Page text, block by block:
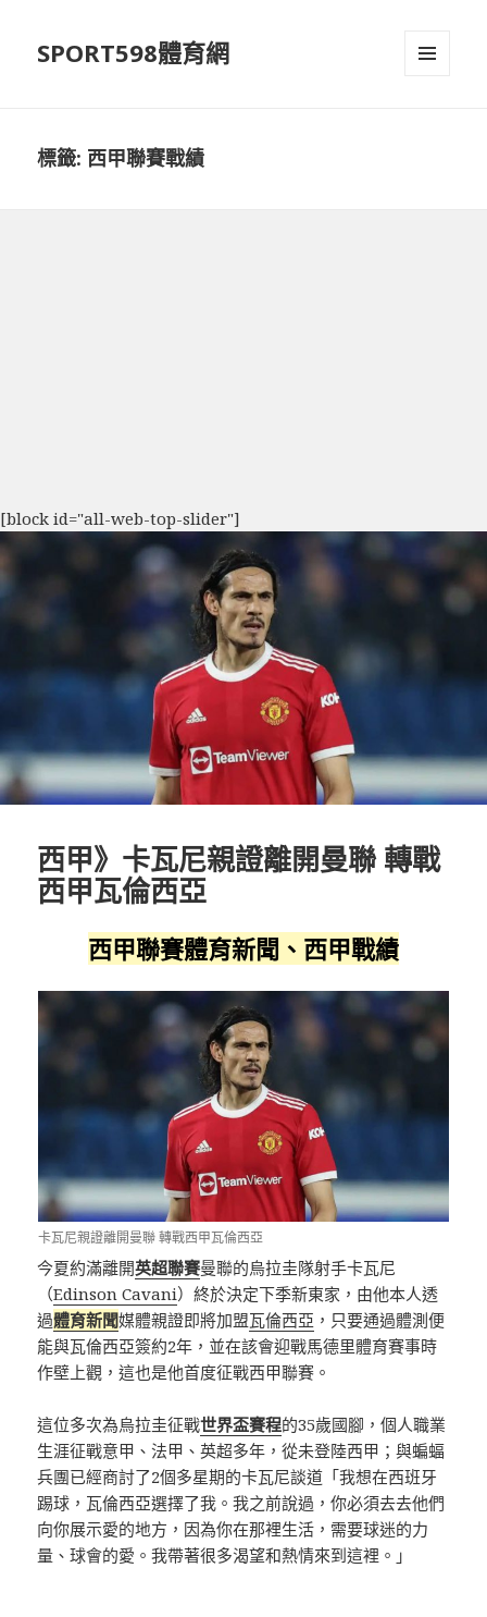
SPORT598體育網
標籤: 西甲聯賽戰績
[block id="all-web-top-slider"]
西甲》卡瓦尼親證離開曼聯 轉戰
西甲瓦倫西亞
西甲聯賽體育新聞、西甲戰績
卡瓦尼親證離開曼聯 轉戰西甲瓦倫西亞
今夏約滿離開英超聯賽曼聯的烏拉圭隊射手卡瓦尼
（Edinson Cavani）終於決定下季新東家，由他本人透
過體育新聞媒體親證即將加盟瓦倫西亞 ，只要通過體測便
能與瓦倫西亞簽約2年，並在該會迎戰馬德里體育賽事時
作壁上觀，這也是他首度征戰西甲聯賽。
這位多次為烏拉圭征戰世界盃賽程的35歲國腳，個人職業
生涯征戰意甲、法甲、英超多年，從未登陸西甲；與蝙蝠
兵團已經商討了2個多星期的卡瓦尼談道「我想在西班牙
踢球，瓦倫西亞選擇了我。我之前說過，你必須去去他們
向你展示愛的地方，因為你在那裡生活，需要球迷的力
量、球會的愛。我帶著很多渴望和熱情來到這裡。」